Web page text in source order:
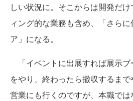
しい状況に。そこからは開発だ
ィング的な業務も含め、「さら
ア」になる。
「イベントに出展すれば展示ブ
をやり、終わったら撤収するま
営業にも行くのですが、本職で